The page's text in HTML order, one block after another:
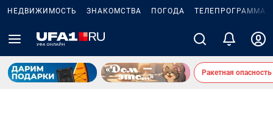
НЕДВИЖИМОСТЬ ЗНАКОМСТВА ПОГОДА ТЕЛЕПРОГРАММА
Ракетная